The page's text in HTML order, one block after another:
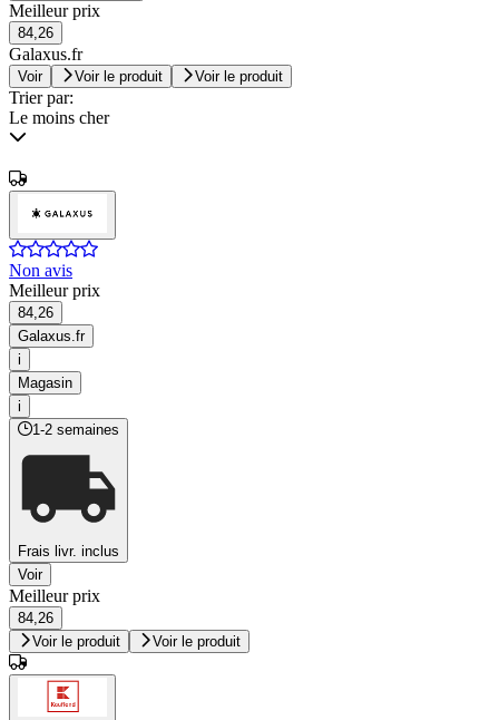
Meilleur prix
84,26
Galaxus.fr
Voir Voir le produit Voir le produit
Trier par:
Le moins cher
Non avis
Meilleur prix
84,26
Galaxus.fr
i
Magasin
i
1-2 semaines
Frais livr. inclus
Voir
Meilleur prix
84,26
Voir le produit
Voir le produit